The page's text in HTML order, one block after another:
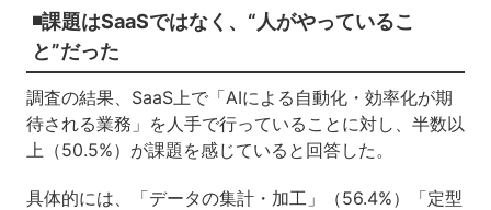
◾️課題はSaaSではなく、“人がやっているこ
と”だった
調査の結果、SaaS上で「AIによる自動化・効率化が期
待される業務」を人手で行っていることに対し、半数以
上（50.5%）が課題を感じていると回答した。
具体的には、「データの集計・加工」（56.4%）「定型